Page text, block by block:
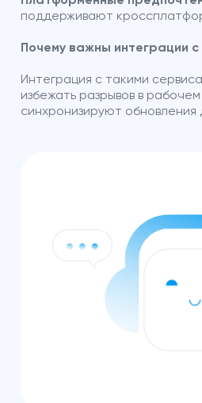
поддерживают
Почему важны интеграции
Интеграция с такими
избежать разрывов в
синхронизируют обновления